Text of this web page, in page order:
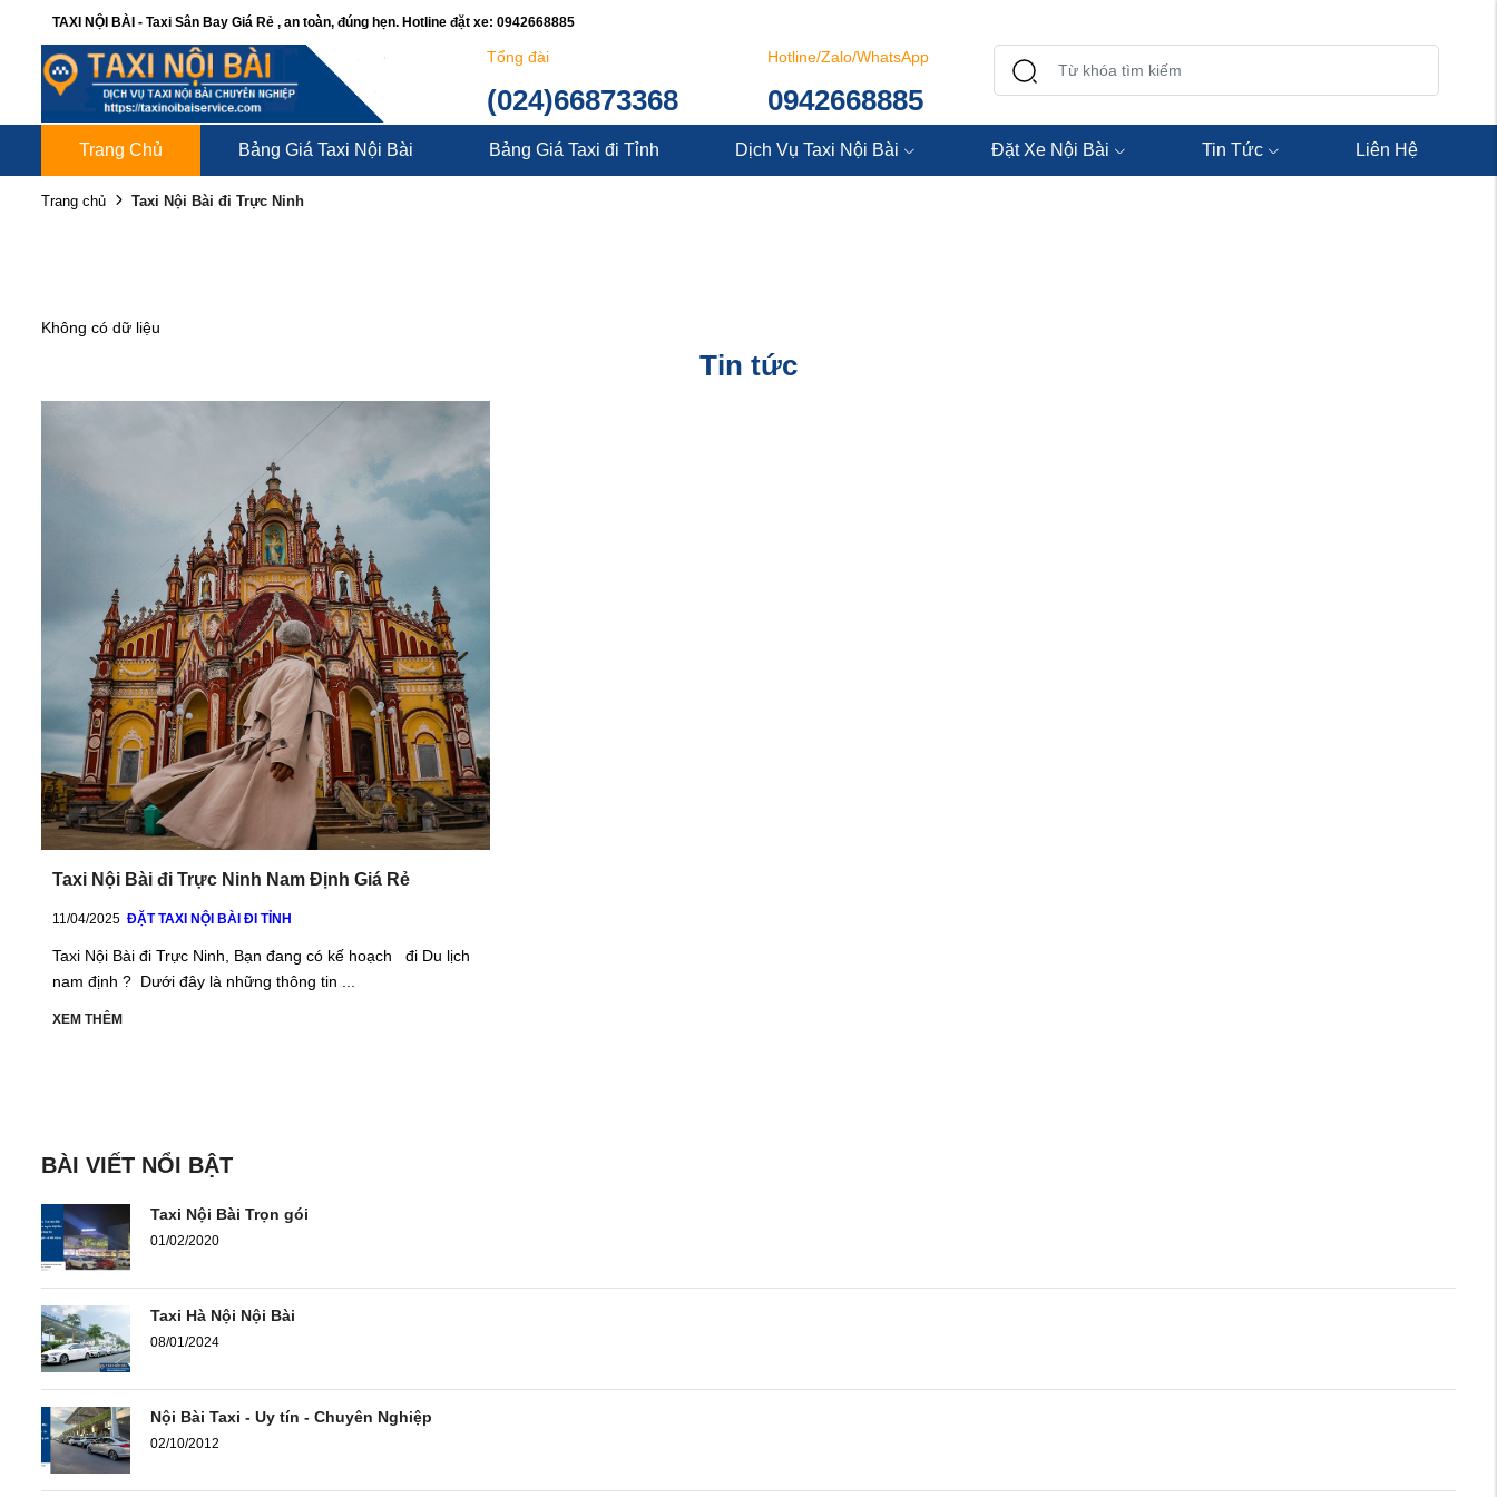
TAXI NỘI BÀI - Taxi Sân Bay Giá Rẻ , an toàn, đúng hẹn. Hotline đặt xe: 0942668885
Tổng đài
(024)66873368
Hotline/Zalo/WhatsApp
0942668885
Trang Chủ Bảng Giá Taxi Nội Bài Bảng Giá Taxi đi Tỉnh Dịch Vụ Taxi Nội Bài Đặt Xe Nội Bài Tin Tức Liên Hệ
Trang chủ Taxi Nội Bài đi Trực Ninh
Không có dữ liệu
Tin tức
Taxi Nội Bài đi Trực Ninh Nam Định Giá Rẻ
11/04/2025 ĐẶT TAXI NỘI BÀI ĐI TỈNH
Taxi Nội Bài đi Trực Ninh, Bạn đang có kế hoạch đi Du lịch
nam định ? Dưới đây là những thông tin ...
XEM THÊM
BÀI VIẾT NỔI BẬT
Taxi Nội Bài Trọn gói
01/02/2020
Taxi Hà Nội Nội Bài
08/01/2024
Nội Bài Taxi - Uy tín - Chuyên Nghiệp
02/10/2012